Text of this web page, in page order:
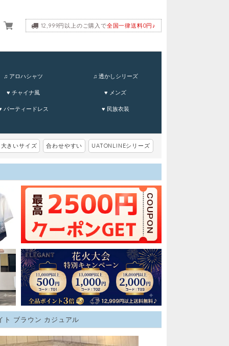
12,999円以上のご購入で全国一律送料0円♪
♫ アロハシャツ ♫ 透かしシリーズ
♥ チャイナ風 ♥ メンズ
パーティードレス ♥ 民族衣装
大きいサイズ 合わせやすい UATONLINEシリーズ
ブラウン カジュアル